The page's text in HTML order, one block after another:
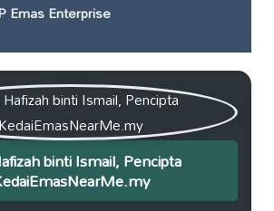
Emas Enterprise
binti Ismail, Pencipta